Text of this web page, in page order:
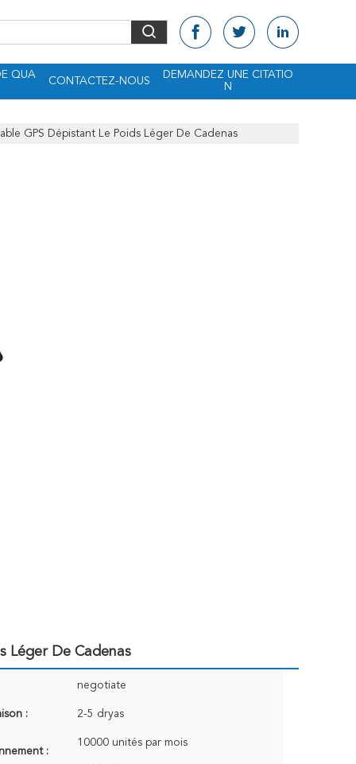
QUA
CONTACTEZ-NOUS
DEMANDEZ UNE CITATIO
N
GPS Dépistant Le Poids Léger De Cadenas
Léger De Cadenas
negotiate
: 2-5 dryas
:
10000 unités par mois